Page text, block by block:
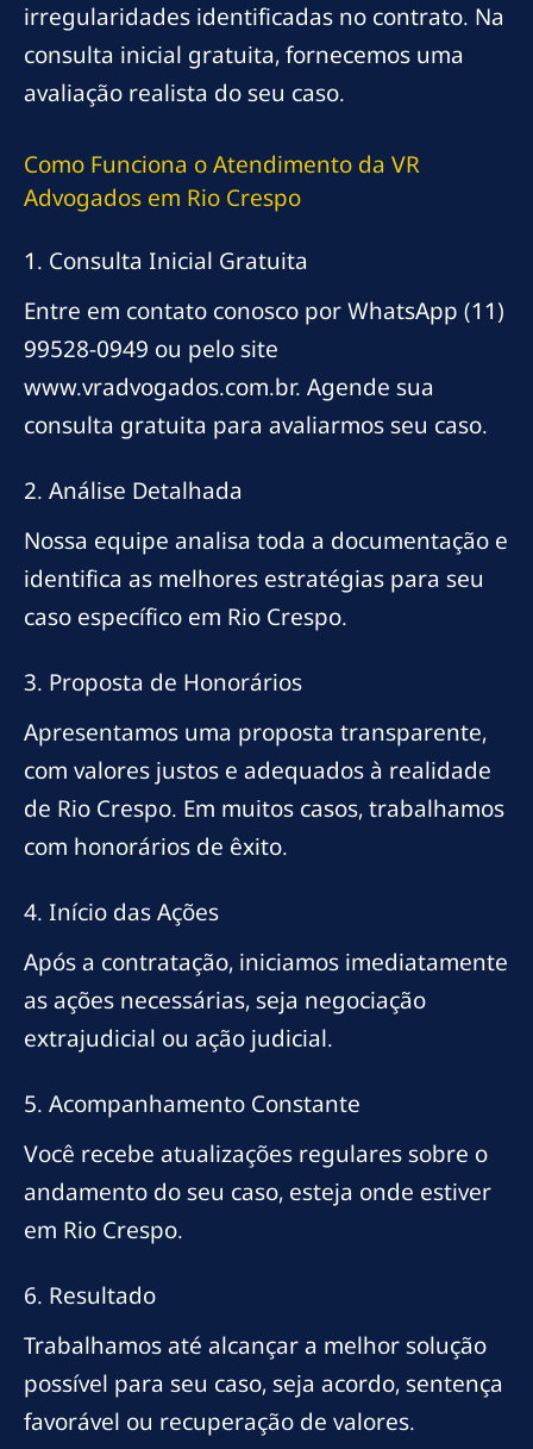
irregularidades identificadas no contrato. Na
consulta inicial gratuita, fornecemos uma
avaliação realista do seu caso.
Como Funciona o Atendimento da VR
Advogados em Rio Crespo
1. Consulta Inicial Gratuita
Entre em contato conosco por WhatsApp (11)
99528-0949 ou pelo site
www.vradvogados.com.br. Agende sua
consulta gratuita para avaliarmos seu caso.
2. Análise Detalhada
Nossa equipe analisa toda a documentação e
identifica as melhores estratégias para seu
caso específico em Rio Crespo.
3. Proposta de Honorários
Apresentamos uma proposta transparente,
com valores justos e adequados à realidade
de Rio Crespo. Em muitos casos, trabalhamos
com honorários de êxito.
4. Início das Ações
Após a contratação, iniciamos imediatamente
as ações necessárias, seja negociação
extrajudicial ou ação judicial.
5. Acompanhamento Constante
Você recebe atualizações regulares sobre o
andamento do seu caso, esteja onde estiver
em Rio Crespo.
6. Resultado
Trabalhamos até alcançar a melhor solução
possível para seu caso, seja acordo, sentença
favorável ou recuperação de valores.